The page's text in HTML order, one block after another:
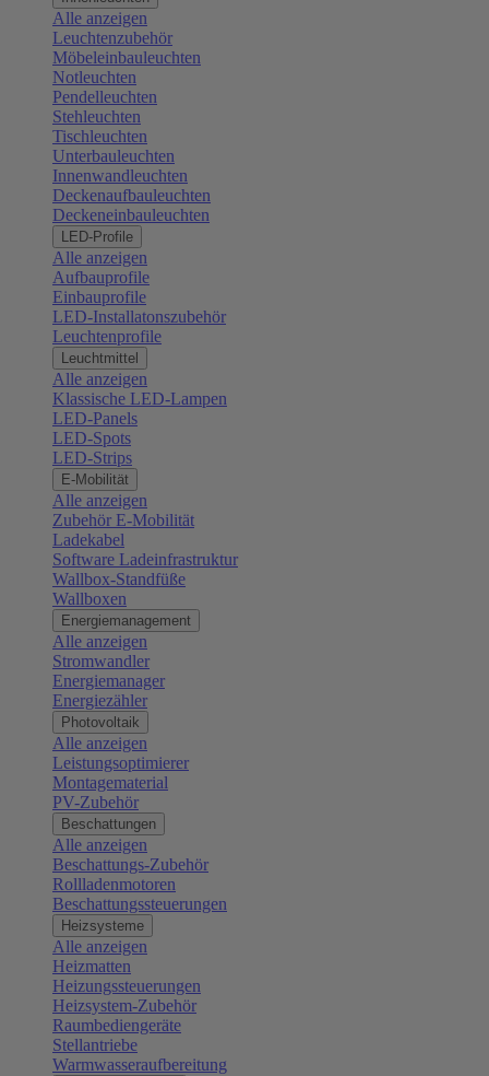
Alle anzeigen
Leuchtenzubehör
Möbeleinbauleuchten
Notleuchten
Pendelleuchten
Stehleuchten
Tischleuchten
Unterbauleuchten
Innenwandleuchten
Deckenaufbauleuchten
Deckeneinbauleuchten
LED-Profile
Alle anzeigen
Aufbauprofile
Einbauprofile
LED-Installatonszubehör
Leuchtenprofile
Leuchtmittel
Alle anzeigen
Klassische LED-Lampen
LED-Panels
LED-Spots
LED-Strips
E-Mobilität
Alle anzeigen
Zubehör E-Mobilität
Ladekabel
Software Ladeinfrastruktur
Wallbox-Standfüße
Wallboxen
Energiemanagement
Alle anzeigen
Stromwandler
Energiemanager
Energiezähler
Photovoltaik
Alle anzeigen
Leistungsoptimierer
Montagematerial
PV-Zubehör
Beschattungen
Alle anzeigen
Beschattungs-Zubehör
Rollladenmotoren
Beschattungssteuerungen
Heizsysteme
Alle anzeigen
Heizmatten
Heizungssteuerungen
Heizsystem-Zubehör
Raumbediengeräte
Stellantriebe
Warmwasseraufbereitung